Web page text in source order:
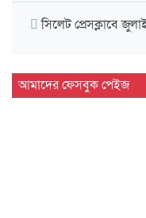
সিলেট প্রেসক্লাবে
মাহবুব আলী খানের
দোয়া…
আমাদের ফেসবুক পেইজ